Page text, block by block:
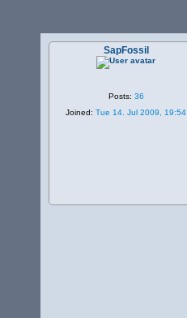
SapFossil
Posts: 36
Joined: Tue 14. Jul 2009, 19:54